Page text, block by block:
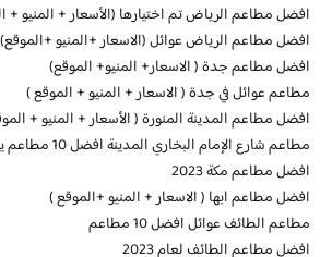
افضل مطاعم الرياض تم اختيارها (الأسعار + المنيو +
افضل مطاعم الرياض عوائل (الاسعار +المنيو +الموقع)
افضل مطاعم جدة ( الاسعار+ المنيو+ الموقع)
مطاعم عوائل في جدة ( الاسعار + المنيو + الموقع )
افضل مطاعم المدينة المنورة ( الأسعار + المنيو +
مطاعم شارع الإمام البخاري المدينة افضل 10 مطاعم ينصح بها
افضل مطاعم مكة 2023
افضل مطاعم ابها ( الاسعار + المنيو +الموقع )
مطاعم الطائف عوائل افضل 10 مطاعم
افضل مطاعم الطائف لعام 2023